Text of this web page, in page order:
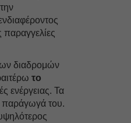
διαδρομών
το
ενέργειας. Τα
παράγωγά του.